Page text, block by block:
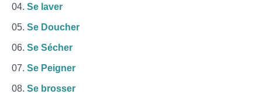
Se laver
Se Doucher
Se Sécher
Se Peigner
Se brosser